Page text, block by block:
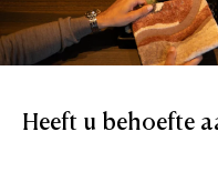
Heeft u behoefte